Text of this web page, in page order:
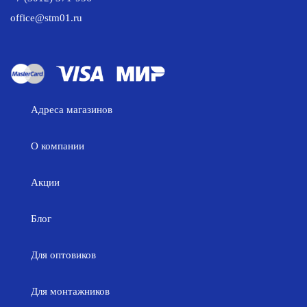
office@stm01.ru
Адреса магазинов
О компании
Акции
Блог
Для оптовиков
Для монтажников